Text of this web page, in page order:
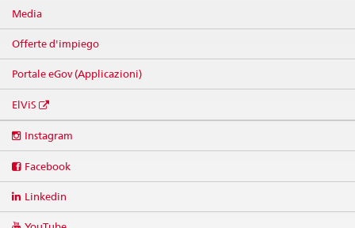
Media
Offerte d'impiego
Portale eGov (Applicazioni)
ElViS
media
Instagram
Facebook
Linkedin